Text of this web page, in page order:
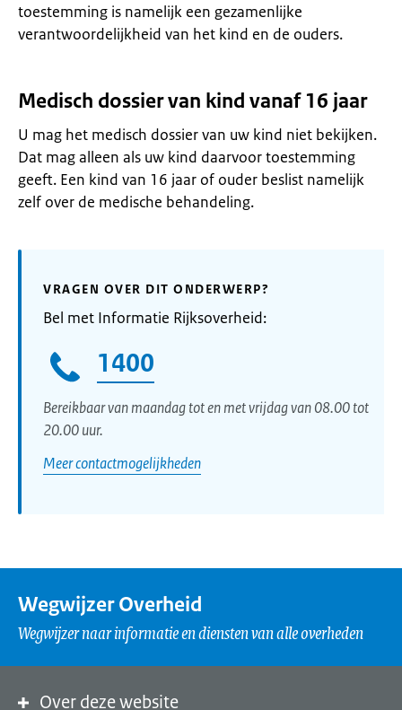
toestemming is namelijk een gezamenlijke
verantwoordelijkheid van het kind en de ouders.
Medisch dossier van kind vanaf 16 jaar
U mag het medisch dossier van uw kind niet bekijken.
Dat mag alleen als uw kind daarvoor toestemming
geeft. Een kind van 16 jaar of ouder beslist namelijk
zelf over de medische behandeling.
VRAGEN OVER DIT ONDERWERP?
Bel met Informatie Rijksoverheid:
1400
Bereikbaar van maandag tot en met vrijdag van 08.00 tot
20.00 uur.
Meer contactmogelijkheden
Wegwijzer Overheid
Wegwijzer naar informatie en diensten van alle overheden
Over deze website